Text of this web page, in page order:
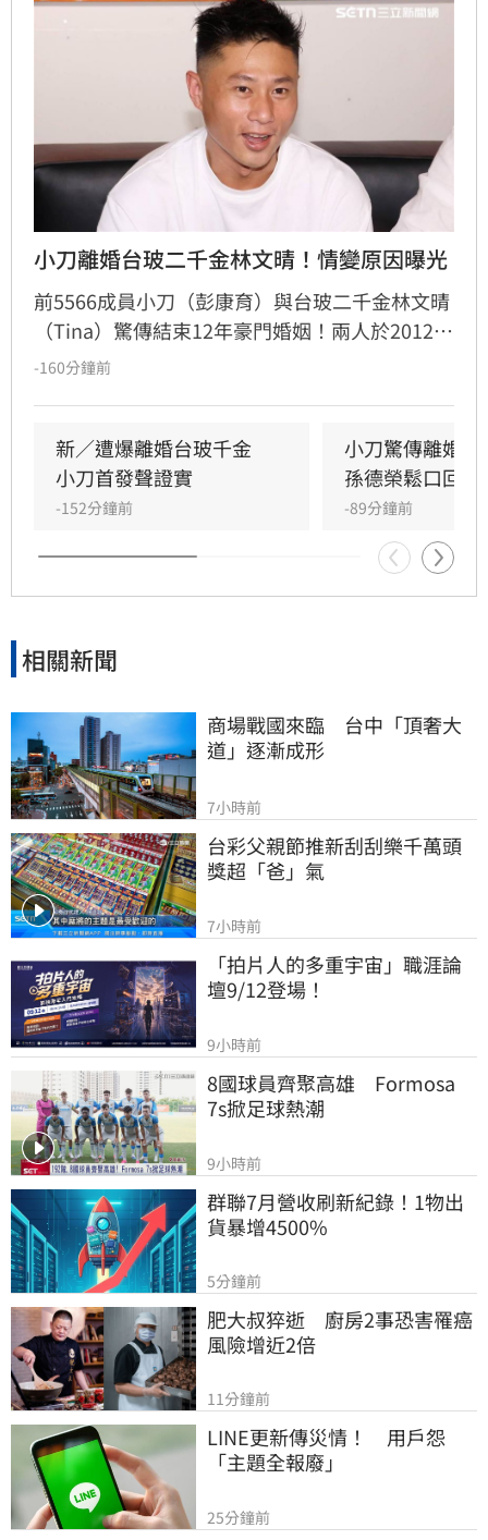
小刀離婚台玻二千金林文晴！情變原因曝光
前5566成員小刀（彭康育）與台玻二千金林文晴
（Tina）驚傳結束12年豪門婚姻！兩人於2012年
舉辦耗資逾500萬的世紀婚宴，曾是演藝圈與豪
長年相處失去交集，且小刀長期「無特別作為」
導致感情破裂。小刀昔日以5566成員身分紅遍亞
洲，後轉型幕後經營影視與文創事業，對於婚變
傳聞，雙方至今皆未公開回應與說明，昔日宛如
童
-160分鐘前
新／遭爆離婚台玻千金
小刀首發聲證實
-152分鐘前
小刀驚傳離婚
孫德榮鬆口回應
-89分鐘前
相關新聞
商場戰國來臨　台中「頂奢大
道」逐漸成形
7小時前
台彩父親節推新刮刮樂千萬頭
獎超「爸」氣
7小時前
「拍片人的多重宇宙」職涯論
壇9/12登場！
9小時前
8國球員齊聚高雄　Formosa
7s掀足球熱潮
9小時前
群聯7月營收刷新紀錄！1物出
貨暴增4500%
5分鐘前
肥大叔猝逝　廚房2事恐害罹癌
風險增近2倍
11分鐘前
LINE更新傳災情！　用戶怨
「主題全報廢」
25分鐘前